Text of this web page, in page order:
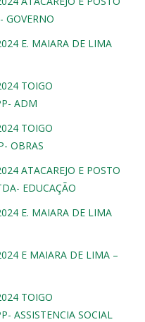
GOVERNO
E. MAIARA DE LIMA
TOIGO
ADM
TOIGO
OBRAS
ATACAREJO E POSTO
EDUCAÇÃO
E. MAIARA DE LIMA
E MAIARA DE LIMA –
TOIGO
ASSISTENCIA SOCIAL